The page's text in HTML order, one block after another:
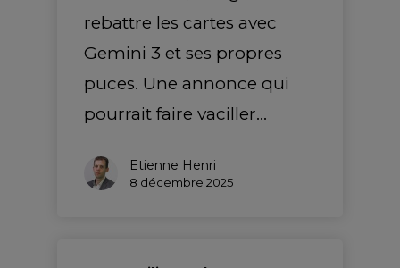
rebattre les cartes avec
Gemini 3 et ses propres
puces. Une annonce qui
pourrait faire vaciller…
Etienne Henri
8 décembre 2025